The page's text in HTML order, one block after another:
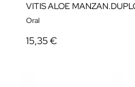
VITIS ALOE
Oral
15,35 €